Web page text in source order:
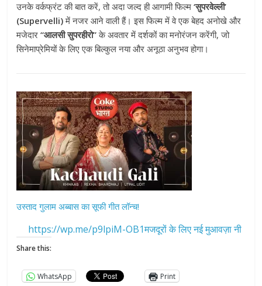
उनके वर्कफ्रंट की बात करें, तो अदा जल्द ही आगामी फिल्म‘सुपरवेल्ली’
(Supervelli)में नजर आने वाली हैं। इस फिल्म में वे एक बेहद अनोखे और
मजेदार“आलसी सुपरहीरो”के अवतार में दर्शकों का मनोरंजन करेंगी, जो
सिनेमाप्रेमियों के लिए एक बिल्कुल नया और अनूठा अनुभव होगा।
उस्ताद गुलाम अब्बास का सूफी गीत लॉन्च!
https://wp.me/p9lpiM-OB1मजदूरों के लिए नई मुआवज़ा नी
Share this:
WhatsApp Print